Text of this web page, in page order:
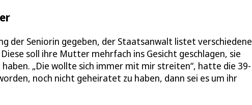
der Seniorin gegeben, der Staatsanwalt listet verschiedene
soll ihre Mutter mehrfach ins Gesicht geschlagen, sie
„Die wollte sich immer mit mir streiten“, hatte die 39-
noch nicht geheiratet zu haben, dann sei es um ihr